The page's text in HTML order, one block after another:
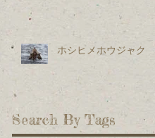
ホシヒメホウジャク
Search By Tags